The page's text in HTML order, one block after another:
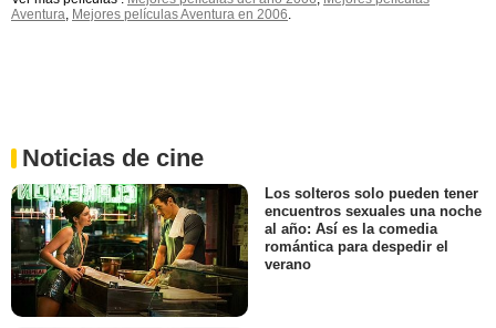
Aventura, Mejores películas Aventura en 2006.
Noticias de cine
Los solteros solo pueden tener
encuentros sexuales una noche
al año: Así es la comedia
romántica para despedir el
verano